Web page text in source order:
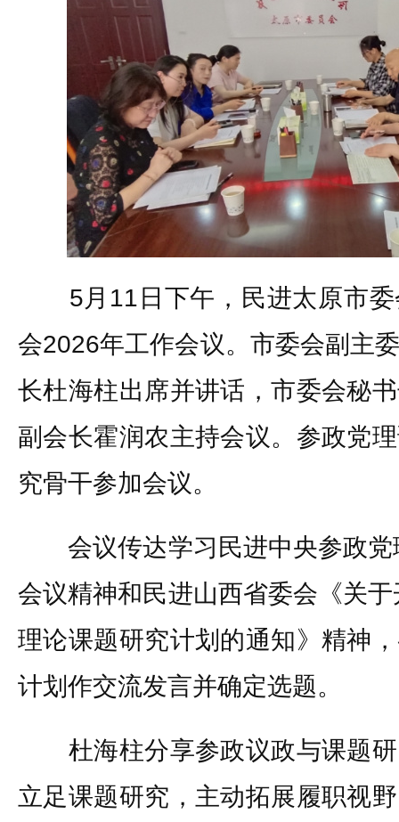
5月11日下午，民进太原市委
会2026年工作会议。市委会副主
长杜海柱出席并讲话，市委会秘
副会长霍润农主持会议。参政党
究骨干参加会议。
会议传达学习民进中央参政党
会议精神和民进山西省委会《关
理论课题研究计划的通知》精神
计划作交流发言并确定选题。
杜海柱分享参政议政与课题研
立足课题研究，主动拓展履职视